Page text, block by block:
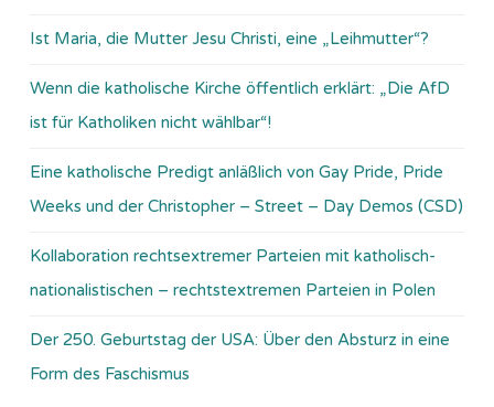
Ist Maria, die Mutter Jesu Christi, eine „Leihmutter“?
Wenn die katholische Kirche öffentlich erklärt: „Die AfD
ist für Katholiken nicht wählbar“!
Eine katholische Predigt anläßlich von Gay Pride, Pride
Weeks und der Christopher – Street – Day Demos (CSD)
Kollaboration rechtsextremer Parteien mit katholisch-
nationalistischen – rechtstextremen Parteien in Polen
Der 250. Geburtstag der USA: Über den Absturz in eine
Form des Faschismus